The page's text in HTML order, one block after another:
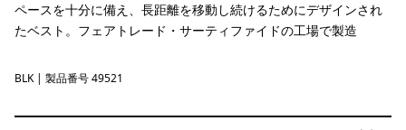
ペースを十分に備え、長距離を移動し続けるためにデザインされ
たベスト。フェアトレード・サーティファイドの工場で製造
Black
BLK | 製品番号 49521